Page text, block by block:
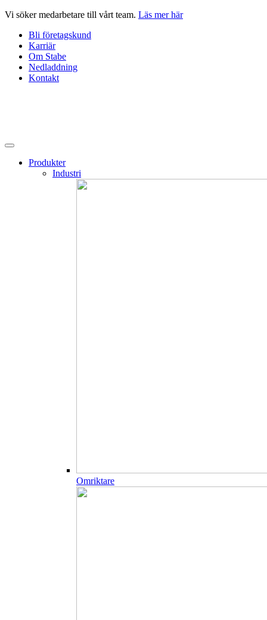
Hoppa
innehåll
Vi söker medarbetare till vårt team. Läs mer här
Bli företagskund
Karriär
Om Stabe
Nedladdning
Kontakt
Produkter
Industri
Omriktare